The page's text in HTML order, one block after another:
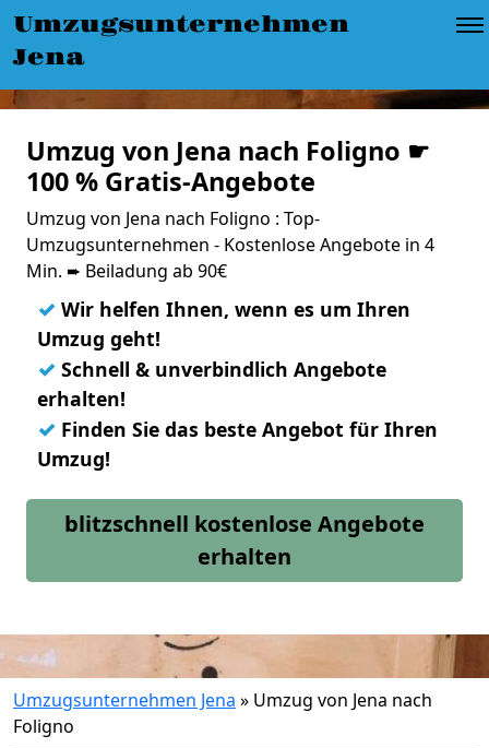
Umzugsunternehmen
Jena
Umzug von Jena nach Foligno ☛
100 % Gratis-Angebote
Umzug von Jena nach Foligno : Top-
Umzugsunternehmen - Kostenlose Angebote in 4
Min. ➨ Beiladung ab 90€
✓ Wir helfen Ihnen, wenn es um Ihren
Umzug geht!
✓ Schnell & unverbindlich Angebote
erhalten!
✓ Finden Sie das beste Angebot für Ihren
Umzug!
blitzschnell kostenlose Angebote
erhalten
Umzugsunternehmen Jena » Umzug von Jena nach
Foligno